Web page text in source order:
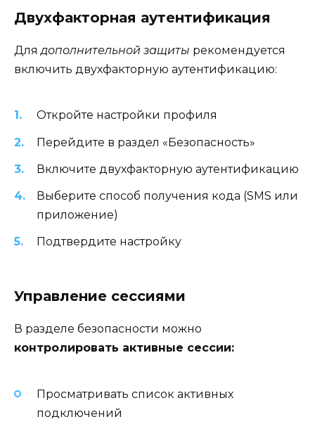
Двухфакторная аутентификация
Длядополнительной защиты рекомендуется
включить двухфакторную аутентификацию:
Откройте настройки профиля
Перейдите в раздел «Безопасность»
Включите двухфакторную аутентификацию
Выберите способ получения кода (SMS или
приложение)
Подтвердите настройку
Управление сессиями
В разделе безопасности можно
контролировать активные сессии:
Просматривать список активных
подключений